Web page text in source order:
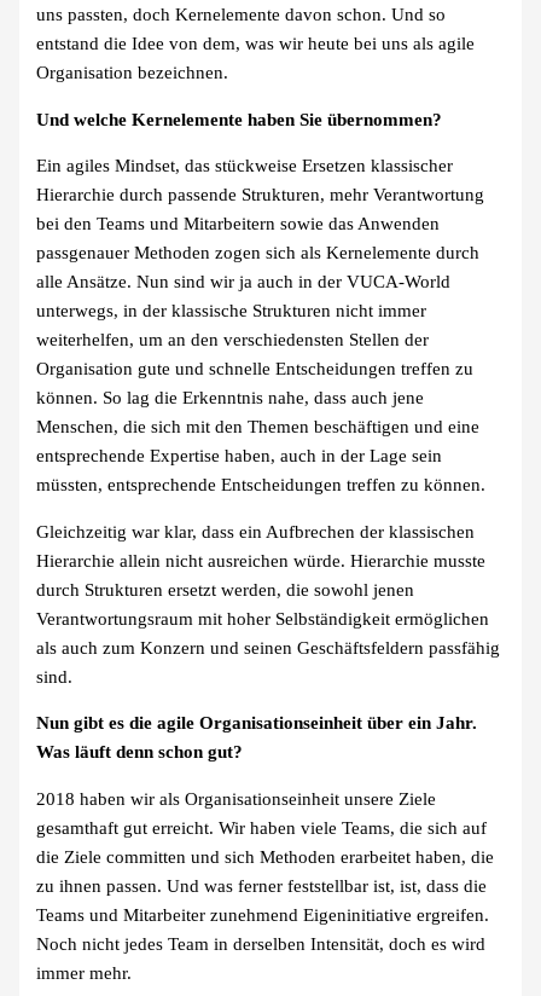
uns passten, doch Kernelemente davon schon. Und so
entstand die Idee von dem, was wir heute bei uns als agile
Organisation bezeichnen.
Und welche Kernelemente haben Sie übernommen?
Ein agiles Mindset, das stückweise Ersetzen klassischer
Hierarchie durch passende Strukturen, mehr Verantwortung
bei den Teams und Mitarbeitern sowie das Anwenden
passgenauer Methoden zogen sich als Kernelemente durch
alle Ansätze. Nun sind wir ja auch in der VUCA-World
unterwegs, in der klassische Strukturen nicht immer
weiterhelfen, um an den verschiedensten Stellen der
Organisation gute und schnelle Entscheidungen treffen zu
können. So lag die Erkenntnis nahe, dass auch jene
Menschen, die sich mit den Themen beschäftigen und eine
entsprechende Expertise haben, auch in der Lage sein
müssten, entsprechende Entscheidungen treffen zu können.
Gleichzeitig war klar, dass ein Aufbrechen der klassischen
Hierarchie allein nicht ausreichen würde. Hierarchie musste
durch Strukturen ersetzt werden, die sowohl jenen
Verantwortungsraum mit hoher Selbständigkeit ermöglichen
als auch zum Konzern und seinen Geschäftsfeldern passfähig
sind.
Nun gibt es die agile Organisationseinheit über ein Jahr.
Was läuft denn schon gut?
2018 haben wir als Organisationseinheit unsere Ziele
gesamthaft gut erreicht. Wir haben viele Teams, die sich auf
die Ziele committen und sich Methoden erarbeitet haben, die
zu ihnen passen. Und was ferner feststellbar ist, ist, dass die
Teams und Mitarbeiter zunehmend Eigeninitiative ergreifen.
Noch nicht jedes Team in derselben Intensität, doch es wird
immer mehr.